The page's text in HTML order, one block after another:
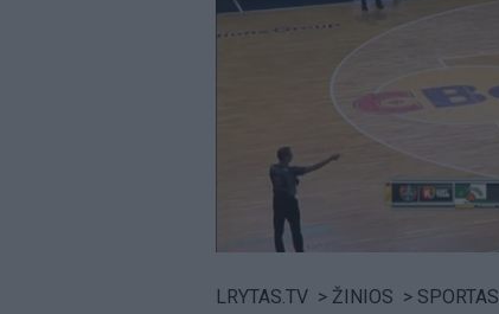
LRYTAS.TV > ŽINIOS > SPORTAS